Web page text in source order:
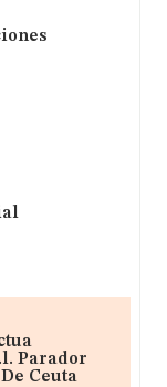
Parador
Ceuta